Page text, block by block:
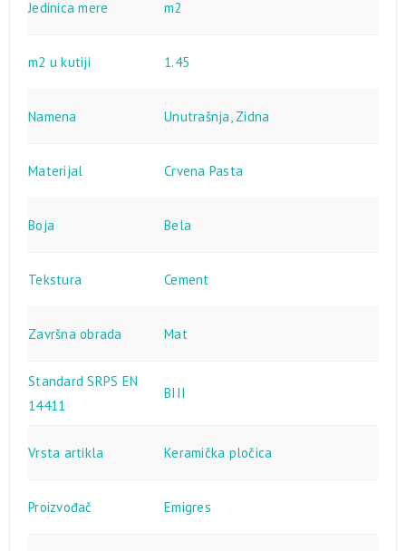
Jedinica mere m2
m2 u kutiji 1.45
Namena Unutrašnja Zidna
Materijal Crvena Pasta
Boja Bela
Tekstura Cement
Završna obrada Mat
Standard SRPS EN
14411
BIII
Vrsta artikla Keramička pločica
Proizvođač Emigres